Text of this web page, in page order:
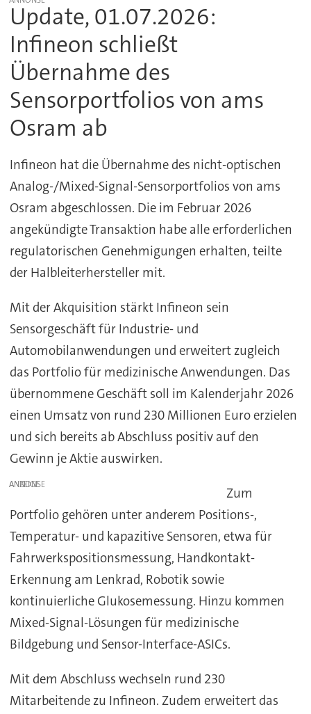
Update, 01.07.2026:
Infineon schließt
Übernahme des
Sensorportfolios von ams
Osram ab
Infineon hat die Übernahme des nicht-optischen
Analog-/Mixed-Signal-Sensorportfolios von ams
Osram abgeschlossen. Die im Februar 2026
angekündigte Transaktion habe alle erforderlichen
regulatorischen Genehmigungen erhalten, teilte
der Halbleiterhersteller mit.
Mit der Akquisition stärkt Infineon sein
Sensorgeschäft für Industrie- und
Automobilanwendungen und erweitert zugleich
das Portfolio für medizinische Anwendungen. Das
übernommene Geschäft soll im Kalenderjahr 2026
einen Umsatz von rund 230 Millionen Euro erzielen
und sich bereits ab Abschluss positiv auf den
Gewinn je Aktie auswirken.
ANZEIGE
Zum
Portfolio gehören unter anderem Positions-,
Temperatur- und kapazitive Sensoren, etwa für
Fahrwerkspositionsmessung, Handkontakt-
Erkennung am Lenkrad, Robotik sowie
kontinuierliche Glukosemessung. Hinzu kommen
Mixed-Signal-Lösungen für medizinische
Bildgebung und Sensor-Interface-ASICs.
Mit dem Abschluss wechseln rund 230
Mitarbeitende zu Infineon. Zudem erweitert das